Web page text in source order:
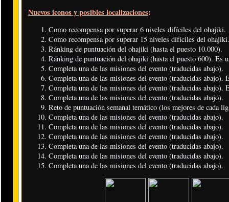
Nuevos iconos y posibles localizaciones:
Como recompensa por superar 6 niveles difíciles del ohajiki.
Como recompensa por superar 15 niveles difíciles del
Ránking de puntuación del ohajiki (hasta el puesto 10.000).
Ránking de puntuación del ohajiki (hasta el puesto 600). Es
Completa una de las misiones del evento (traducidas abajo).
Completa una de las misiones del evento (traducidas
Completa una de las misiones del evento (traducidas
Completa una de las misiones del evento (traducidas abajo).
Reto de puntuación semanal temático (los mejores de cada
Completa una de las misiones del evento (traducidas abajo).
Completa una de las misiones del evento (traducidas abajo).
Completa una de las misiones del evento (traducidas abajo).
Completa una de las misiones del evento (traducidas abajo).
Completa una de las misiones del evento (traducidas abajo).
Completa una de las misiones del evento (traducidas abajo).